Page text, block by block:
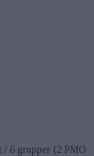
/ 6 grupper (2 PMO